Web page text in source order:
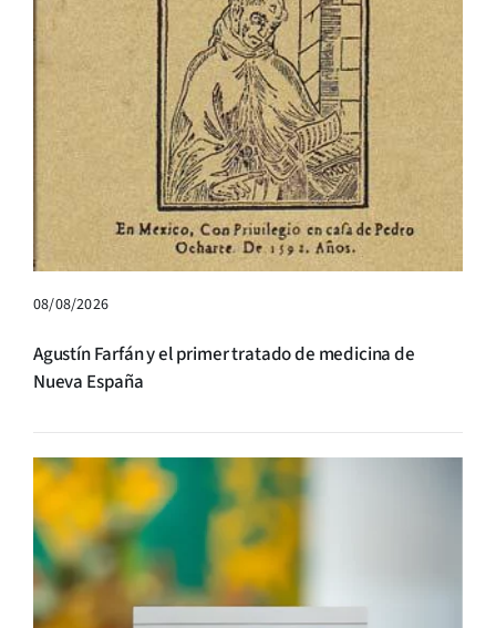
08/08/2026
Agustín Farfán y el primer tratado de medicina de
Nueva España